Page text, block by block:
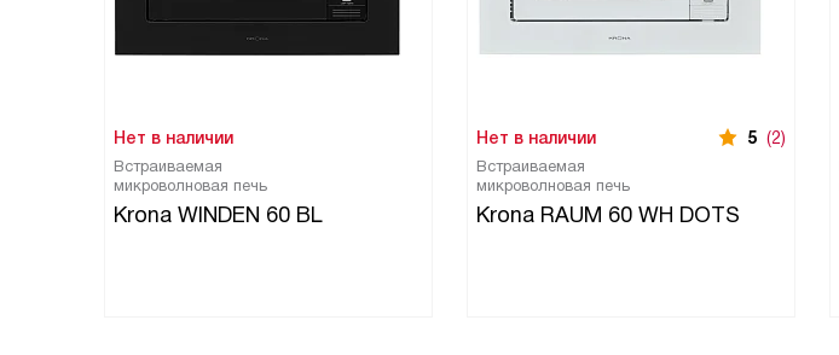
Нет в наличии
Встраиваемая
микроволновая печь
Krona WINDEN 60 BL
Нет в наличии 5 (2)
Встраиваемая
микроволновая печь
Krona RAUM 60 WH DOTS